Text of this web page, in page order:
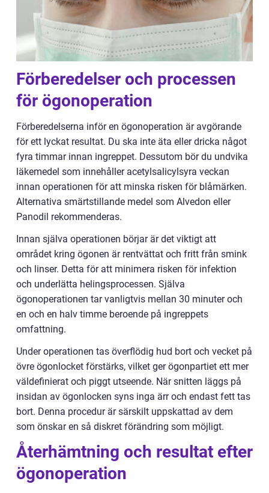
Förberedelser och processen
för ögonoperation
Förberedelserna inför en ögonoperation är avgörande
för ett lyckat resultat. Du ska inte äta eller dricka något
fyra timmar innan ingreppet. Dessutom bör du undvika
läkemedel som innehåller acetylsalicylsyra veckan
innan operationen för att minska risken för blåmärken.
Alternativa smärtstillande medel som Alvedon eller
Panodil rekommenderas.
Innan själva operationen börjar är det viktigt att
området kring ögonen är rentvättat och fritt från smink
och linser. Detta för att minimera risken för infektion
och underlätta helingsprocessen. Själva
ögonoperationen tar vanligtvis mellan 30 minuter och
en och en halv timme beroende på ingreppets
omfattning.
Under operationen tas överflödig hud bort och vecket på
övre ögonlocket förstärks, vilket ger ögonpartiet ett mer
väldefinierat och piggt utseende. När snitten läggs på
insidan av ögonlocken syns inga ärr och endast fett tas
bort. Denna procedur är särskilt uppskattad av dem
som önskar en så diskret förändring som möjligt.
Återhämtning och resultat efter
ögonoperation